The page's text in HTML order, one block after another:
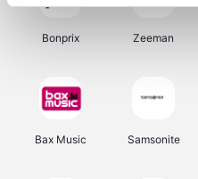
Bonprix Zeeman
Bax Music Samsonite